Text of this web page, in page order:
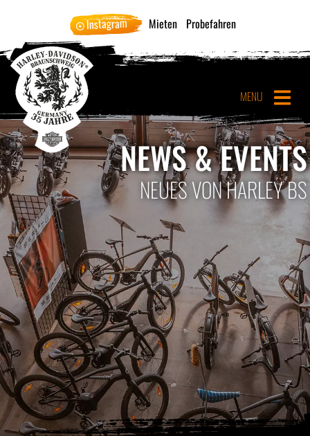
Instagram Mieten Probefahren
MENU
NEWS & EVENTS
NEUES VON HARLEY BS